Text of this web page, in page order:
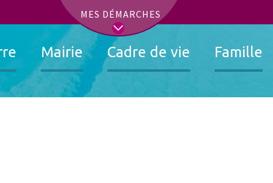
MES DÉMARCHES
Mairie Cadre de vie Famille